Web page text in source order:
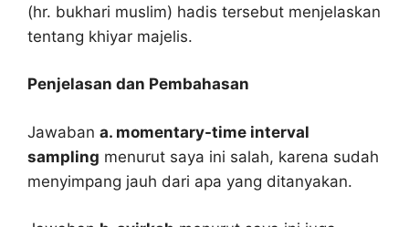
(hr. bukhari muslim) hadis tersebut menjelaskan
tentang khiyar majelis.
Penjelasan dan Pembahasan
Jawaban a. momentary-time interval
sampling menurut saya ini salah, karena sudah
menyimpang jauh dari apa yang ditanyakan.